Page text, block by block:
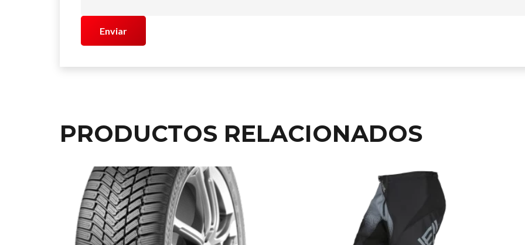
PRODUCTOS RELACIONADOS